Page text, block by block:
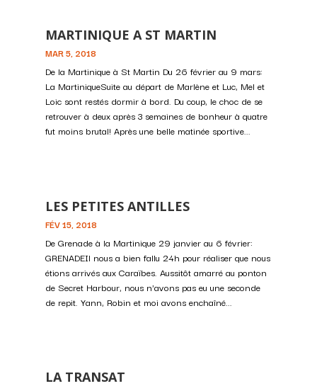
MARTINIQUE A ST MARTIN
MAR 5, 2018
De la Martinique à St Martin Du 26 février au 9 mars:
La MartiniqueSuite au départ de Marlène et Luc, Mel et
Loic sont restés dormir à bord. Du coup, le choc de se
retrouver à deux après 3 semaines de bonheur à quatre
fut moins brutal! Après une belle matinée sportive...
LES PETITES ANTILLES
FÉV 15, 2018
De Grenade à la Martinique 29 janvier au 6 février:
GRENADEIl nous a bien fallu 24h pour réaliser que nous
étions arrivés aux Caraïbes. Aussitôt amarré au ponton
de Secret Harbour, nous n'avons pas eu une seconde
de repit. Yann, Robin et moi avons enchaîné...
LA TRANSAT